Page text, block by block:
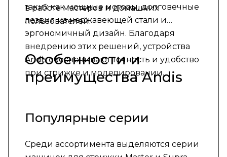
в работе мастеров и домашних
пользователей.
таких как мощные моторы, долговечные
лезвия из нержавеющей стали и
эргономичный дизайн. Благодаря
внедрению этих решений, устройства
Andis обеспечивают точность и удобство
при стрижке и моделировании.
Особенности и
преимущества Andis
Популярные серии
Среди ассортимента выделяются серии